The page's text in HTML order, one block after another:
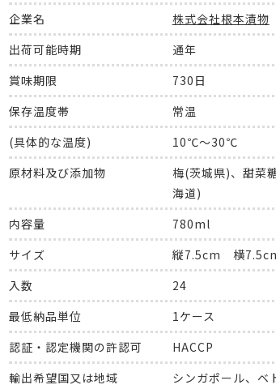
企業名
株式会社根本漬物
出荷可能時期
通年
賞味期限
730日
保存温度帯
常温
(具体的な温度)
10℃～30℃
原材料及び添加物
梅(茨城県)、甜菜
海道)
内容量
780ml
サイズ
縦7.5cm 横
入数
24
最低納品単位
1ケース
認証・認定機関の許認可
HACCP
輸出希望国又は地域
シンガポール、ベ